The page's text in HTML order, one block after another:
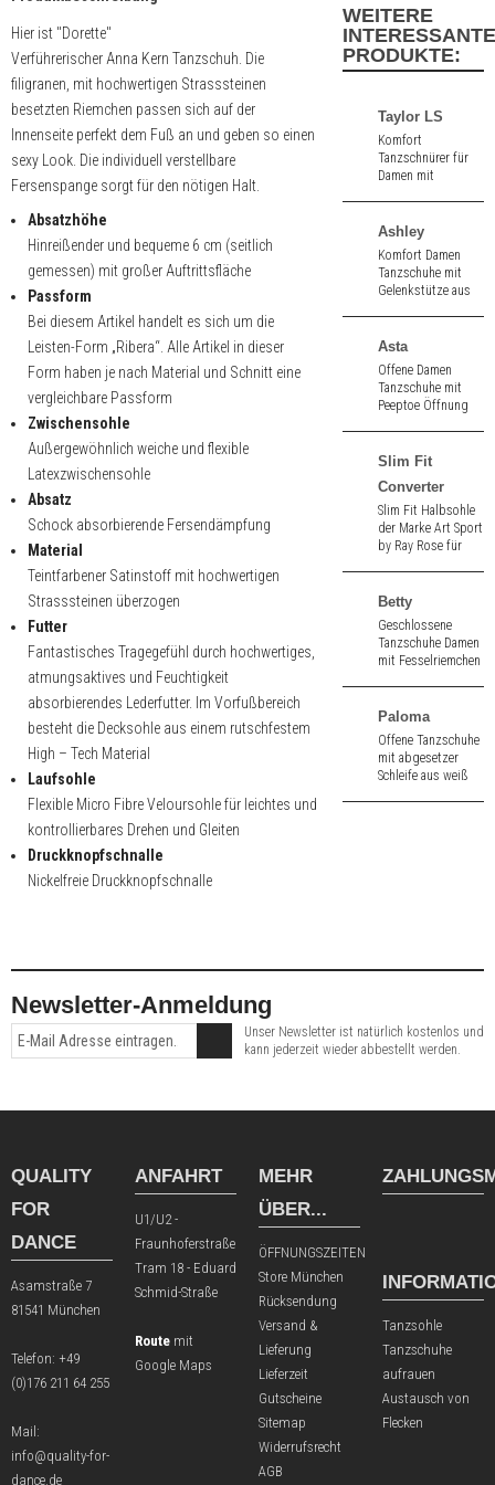
Hier ist "Dorette"
Verführerischer Anna Kern Tanzschuh. Die
filigranen, mit hochwertigen Strasssteinen
besetzten Riemchen passen sich auf der
Innenseite perfekt dem Fuß an und geben so einen
sexy Look. Die individuell verstellbare
Fersenspange sorgt für den nötigen Halt.
Absatzhöhe
Hinreißender und bequeme 6 cm (seitlich
gemessen) mit großer Auftrittsfläche
Passform
Bei diesem Artikel handelt es sich um die
Leisten-Form „Ribera“. Alle Artikel in dieser
Form haben je nach Material und Schnitt eine
vergleichbare Passform
Zwischensohle
Außergewöhnlich weiche und flexible
Latexzwischensohle
Absatz
Schock absorbierende Fersendämpfung
Material
Teintfarbener Satinstoff mit hochwertigen
Strasssteinen überzogen
Futter
Fantastisches Tragegefühl durch hochwertiges,
atmungsaktives und Feuchtigkeit
absorbierendes Lederfutter. Im Vorfußbereich
besteht die Decksohle aus einem rutschfestem
High – Tech Material
Laufsohle
Flexible Micro Fibre Veloursohle für leichtes und
kontrollierbares Drehen und Gleiten
Druckknopfschnalle
Nickelfreie Druckknopfschnalle
WEITERE
INTERESSANTE
PRODUKTE:
Taylor LS
Komfort
Tanzschnürer für
Damen mit
cremefarbenem
Nappaleder. 1,5 cm
hoher Absatz.
Ledersohle.
Ashley
Komfort Damen
Tanzschuhe mit
Gelenkstütze aus
Absatz.
Asta
Offene Damen
Tanzschuhe mit
Peeptoe Öffnung
hoher Absatz.
Slim Fit
Converter
Slim Fit Halbsohle
der Marke Art Sport
by Ray Rose für
Betty
Geschlossene
Tanzschuhe Damen
mit Fesselriemchen
hoher Absatz.
Paloma
Offene Tanzschuhe
mit abgesetzer
Schleife aus weiß
Newsletter-Anmeldung
Unser Newsletter ist natürlich kostenlos und
kann jederzeit wieder abbestellt werden.
QUALITY
FOR
DANCE
Asamstraße 7
81541 München
Telefon: +49
(0)176 211 64 255
Mail:
info@quality-for-
dance.de
ANFAHRT
U1/U2 -
Fraunhoferstraße
Tram 18 - Eduard
Schmid-Straße
Route mit
Google Maps
MEHR
ÜBER...
ÖFFNUNGSZEITEN
Store München
Rücksendung
Versand &
Lieferung
Lieferzeit
Gutscheine
Sitemap
Widerrufsrecht
AGB
Tanzsohle
Tanzschuhe
aufrauen
Austausch von
Flecken